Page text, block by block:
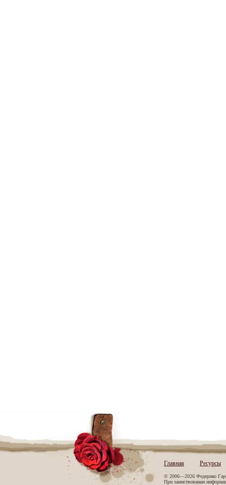
Главная Ресурсы
© 2006—2026 Федерико
При заимствовании